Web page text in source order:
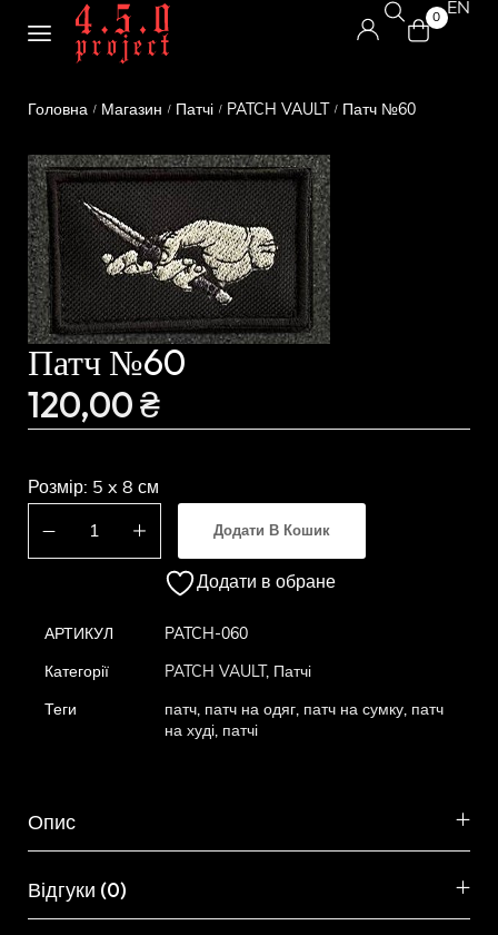
0 EN
Головна / Магазин / Патчі / PATCH VAULT / Патч №60
Патч №60
120,00₴
Розмір: 5 x 8 см
Додати В Кошик
Додати в обране
АРТИКУЛ PATCH-060
Категорії PATCH VAULT , Патчі
Теги патч, патч на одяг, патч на сумку, патч
на худі, патчі
Опис
Відгуки (0)